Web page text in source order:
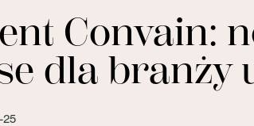
Convain:
dla branży
25